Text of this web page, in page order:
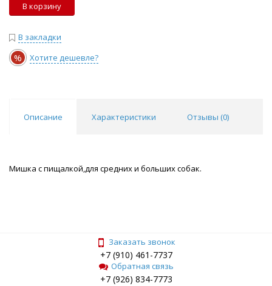
В корзину
В закладки
% Хотите дешевле?
Описание Характеристики Отзывы (0)
Мишка с пищалкой,для средних и больших собак.
Заказать звонок
+7 (910) 461-7737
Обратная связь
+7 (926) 834-7773